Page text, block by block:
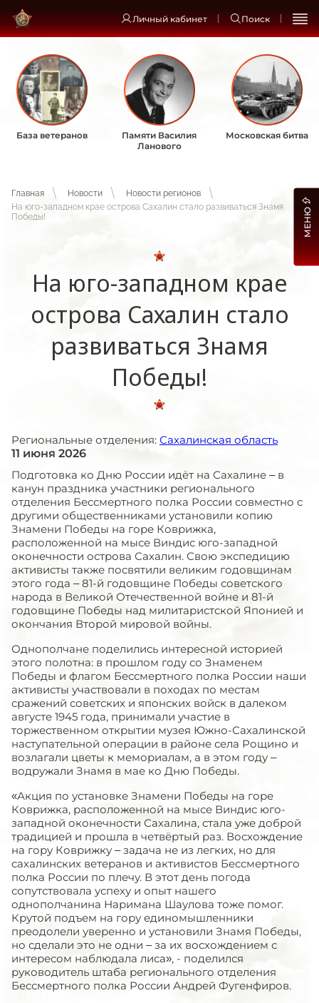
Личный кабинет Поиск
База ветеранов
Памяти Василия
Ланового
Московская битва
Главная Новости
Новости регионов
На юго-западном крае острова Сахалин стало развиваться Знамя
Победы!
На юго-западном крае
острова Сахалин стало
развиваться Знамя
Победы!
Региональные отделения: Сахалинская область
11 июня 2026
Подготовка ко Дню России идёт на Сахалине – в
канун праздника участники регионального
отделения Бессмертного полка России совместно с
другими общественниками установили копию
Знамени Победы на горе Коврижка,
расположенной на мысе Виндис юго-западной
оконечности острова Сахалин. Свою экспедицию
активисты также посвятили великим годовщинам
этого года – 81-й годовщине Победы советского
народа в Великой Отечественной войне и 81-й
годовщине Победы над милитаристской Японией и
окончания Второй мировой войны.
Однополчане поделились интересной историей
этого полотна: в прошлом году со Знаменем
Победы и флагом Бессмертного полка России наши
активисты участвовали в походах по местам
сражений советских и японских войск в далеком
августе 1945 года, принимали участие в
торжественном открытии музея Южно-Сахалинской
наступательной операции в районе села Рощино и
возлагали цветы к мемориалам, а в этом году –
водружали Знамя в мае ко Дню Победы.
«Акция по установке Знамени Победы на горе
Коврижка, расположенной на мысе Виндис юго-
западной оконечности Сахалина, стала уже доброй
традицией и прошла в четвёртый раз. Восхождение
на гору Коврижку – задача не из легких, но для
сахалинских ветеранов и активистов Бессмертного
полка России по плечу. В этот день погода
сопутствовала успеху и опыт нашего
однополчанина Наримана Шаулова тоже помог.
Крутой подъем на гору единомышленники
преодолели уверенно и установили Знамя Победы,
но сделали это не одни – за их восхождением с
интересом наблюдала лиса», - поделился
руководитель штаба регионального отделения
Бессмертного полка России Андрей Фугенфиров.
МЕНЮ